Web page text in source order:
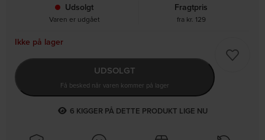
Udsolgt
Varen er udgået
Fragtpris
fra kr. 129
Ikke på lager
UDSOLGT
Få besked når varen kommer på lager
6 KIGGER PÅ DETTE PRODUKT LIGE NU